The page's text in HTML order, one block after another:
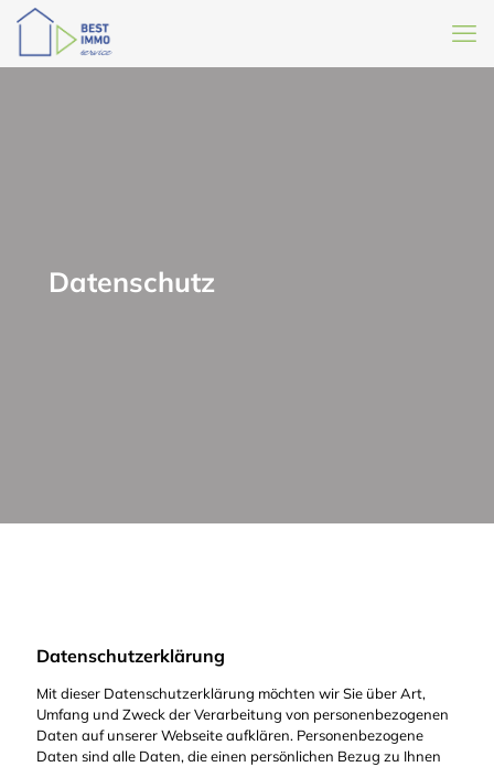
Datenschutz
Datenschutzerklärung
Mit dieser Datenschutzerklärung möchten wir Sie über Art,
Umfang und Zweck der Verarbeitung von personenbezogenen
Daten auf unserer Webseite aufklären. Personenbezogene
Daten sind alle Daten, die einen persönlichen Bezug zu Ihnen